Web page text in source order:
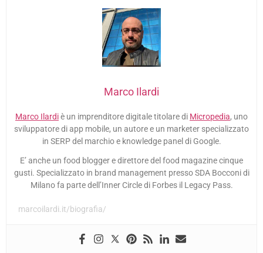
Marco Ilardi
Marco Ilardiè un imprenditore digitale titolare di Micropedia, uno
sviluppatore di app mobile, un autore e un marketer specializzato
in SERP del marchio e knowledge panel di Google.
E’ anche un food blogger e direttore del food magazine cinque
gusti. Specializzato in brand management presso SDA Bocconi di
Milano fa parte dell’Inner Circle di Forbes il Legacy Pass.
marcoilardi.it/biografia/